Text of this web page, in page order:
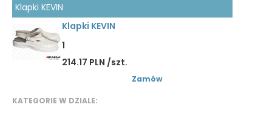
KATEGORIE W DZIALE:
Klapki KEVIN
Klapki KEVIN
1
214.17 PLN /szt.
Zamów